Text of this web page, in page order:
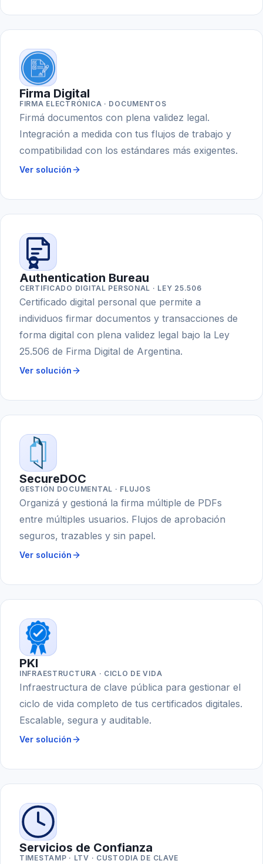
Firma Digital
FIRMA ELECTRÓNICA · DOCUMENTOS
Firmá documentos con plena validez legal.
Integración a medida con tus flujos de trabajo y
compatibilidad con los estándares más exigentes.
Ver solución
Authentication Bureau
CERTIFICADO DIGITAL PERSONAL · LEY 25.506
Certificado digital personal que permite a
individuos firmar documentos y transacciones de
forma digital con plena validez legal bajo la Ley
25.506 de Firma Digital de Argentina.
Ver solución
SecureDOC
GESTIÓN DOCUMENTAL · FLUJOS
Organizá y gestioná la firma múltiple de PDFs
entre múltiples usuarios. Flujos de aprobación
seguros, trazables y sin papel.
Ver solución
PKI
INFRAESTRUCTURA · CICLO DE VIDA
Infraestructura de clave pública para gestionar el
ciclo de vida completo de tus certificados digitales.
Escalable, segura y auditable.
Ver solución
Servicios de Confianza
TIMESTAMP · LTV · CUSTODIA DE CLAVE